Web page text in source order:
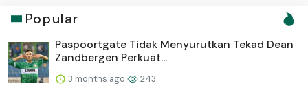
Popular
Paspoortgate Tidak Menyurutkan Tekad Dean
Zandbergen Perkuat...
3 months ago 243